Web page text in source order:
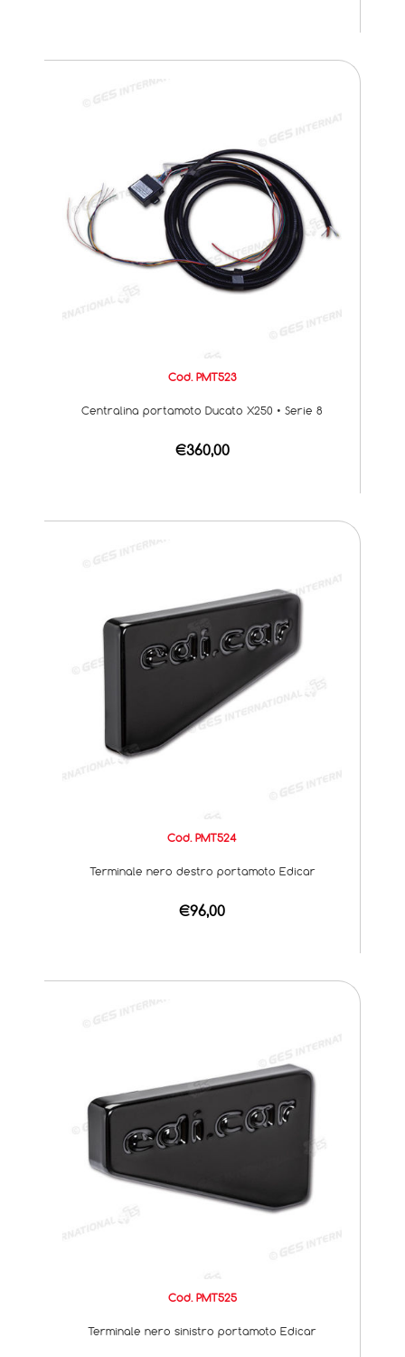
Cod. PMT523
Centralina portamoto Ducato X250 • Serie 8
€360,00
Cod. PMT524
Terminale nero destro portamoto Edicar
€96,00
Cod. PMT525
Terminale nero sinistro portamoto Edicar